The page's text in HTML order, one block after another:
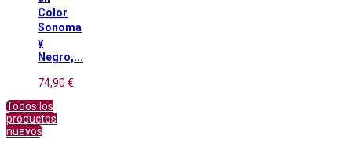
Color
Sonoma
y
Negro,...
74,90 €
Todos los
productos
nuevos